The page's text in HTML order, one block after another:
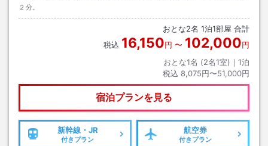
２分。
おとな2名 1泊1部屋 合計
税込 16,150円 〜 102,000円
おとな1名 (2名1室)｜ 1泊
税込 8,075円〜51,000円
宿泊プランを見る
新幹線・JR
付きプラン
航空券
付きプラン